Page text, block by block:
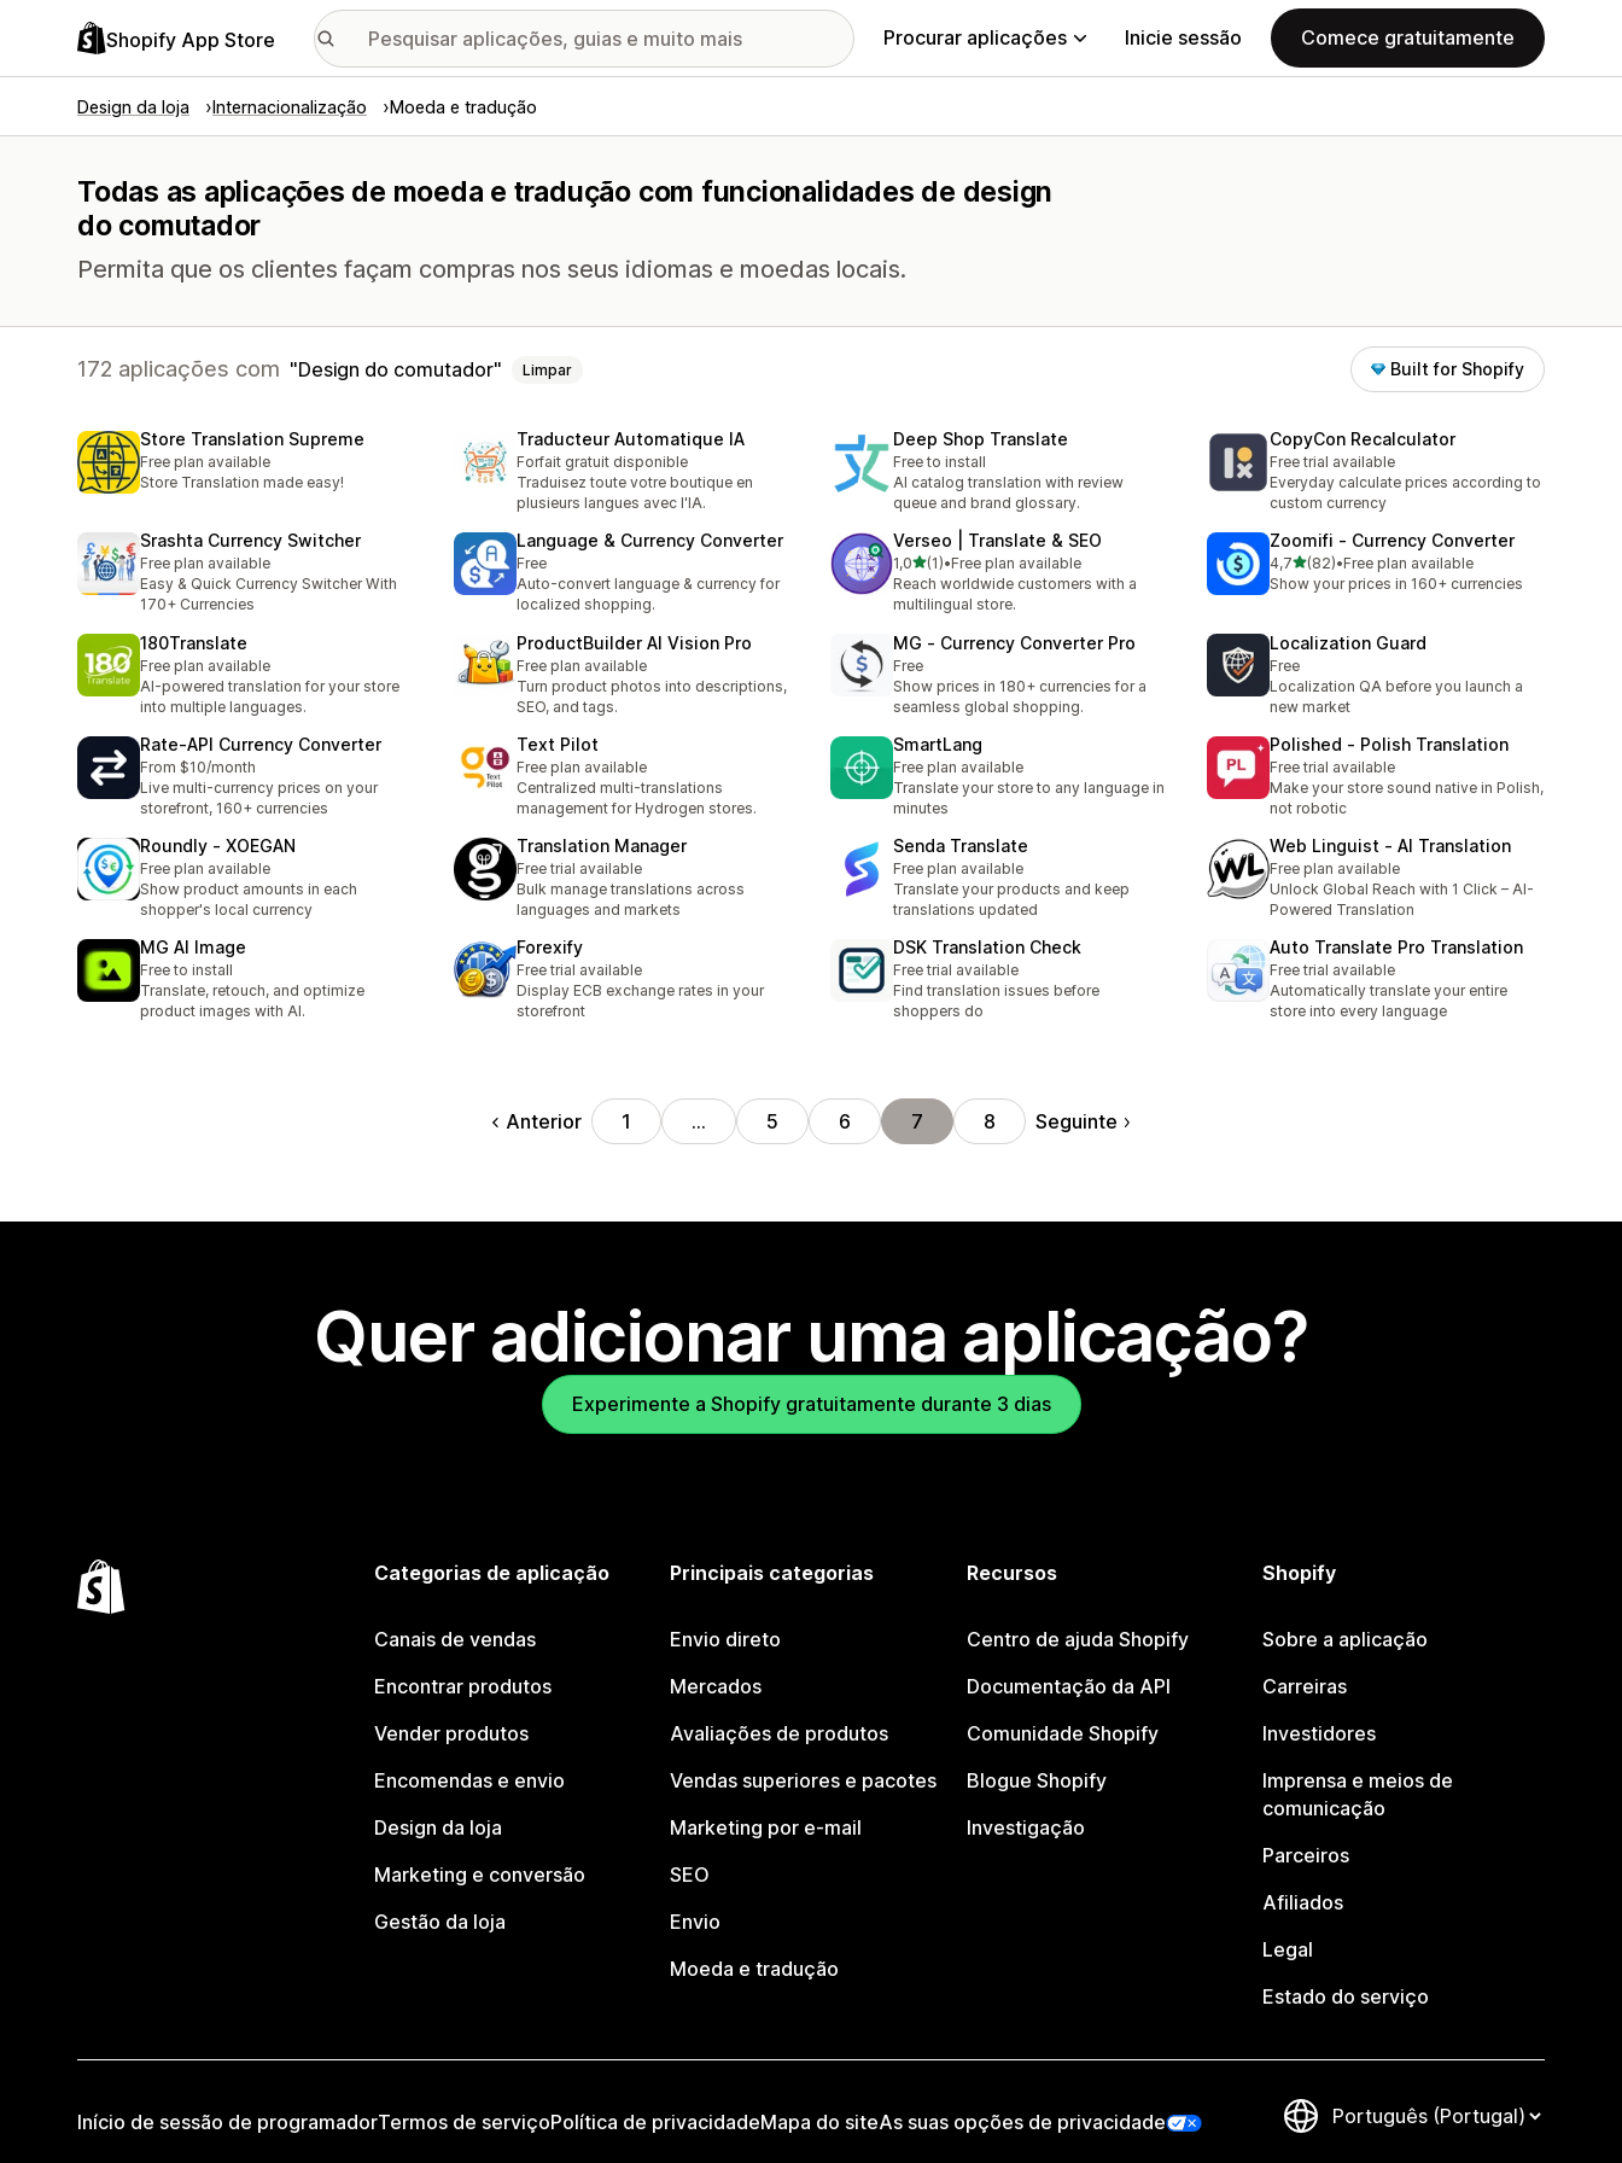
Shopify App Store Procurar aplicações Inicie sessão Comece gratuitamente
Design da loja Internacionalização Moeda e tradução
Todas as aplicações de moeda e tradução com funcionalidades de design
do comutador
Permita que os clientes façam compras nos seus idiomas e moedas locais.
172 aplicações com Design do comutador Limpar Built for Shopify
Store Translation Supreme
Free plan available
Store Translation made easy!
Traducteur Automatique IA
Forfait gratuit disponible
Traduisez toute votre boutique en
plusieurs langues avec l'IA.
Deep Shop Translate
Free to install
AI catalog translation with review
queue and brand glossary.
CopyCon Recalculator
Free trial available
Everyday calculate prices according to
custom currency
Srashta Currency Switcher
Free plan available
Easy & Quick Currency Switcher With
170+ Currencies
Language & Currency Converter
Free
Auto-convert language & currency for
localized shopping.
Verseo | Translate & SEO
1,0de 5 estrelas
(1)
1 total de avaliações
•Free plan available
Reach worldwide customers with a
multilingual store.
Zoomifi ‑ Currency Converter
4,7de 5 estrelas
(82)
82 total de avaliações
•Free plan available
Show your prices in 160+ currencies
180Translate
Free plan available
AI-powered translation for your store
into multiple languages.
ProductBuilder AI Vision Pro
Free plan available
Turn product photos into descriptions,
SEO, and tags.
MG ‑ Currency Converter Pro
Free
Show prices in 180+ currencies for a
seamless global shopping.
Localization Guard
Free
Localization QA before you launch a
new market
Rate‑API Currency Converter
From $10/month
Live multi-currency prices on your
storefront, 160+ currencies
Text Pilot
Free plan available
Centralized multi-translations
management for Hydrogen stores.
SmartLang
Free plan available
Translate your store to any language in
minutes
Polished ‑ Polish Translation
Free trial available
Make your store sound native in Polish,
not robotic
Roundly ‑ XOEGAN
Free plan available
Show product amounts in each
shopper's local currency
Translation Manager
Free trial available
Bulk manage translations across
languages and markets
Senda Translate
Free plan available
Translate your products and keep
translations updated
Web Linguist ‑ AI Translation
Free plan available
Unlock Global Reach with 1 Click – AI-
Powered Translation
MG AI Image
Free to install
Translate, retouch, and optimize
product images with AI.
Forexify
Free trial available
Display ECB exchange rates in your
storefront
DSK Translation Check
Free trial available
Find translation issues before
shoppers do
Auto Translate Pro Translation
Free trial available
Automatically translate your entire
store into every language
Anterior 1 … 5 6 7 8 Seguinte
Quer adicionar uma aplicação?
Experimente a Shopify gratuitamente durante 3 dias
Categorias de aplicação
Canais de vendas
Encontrar produtos
Vender produtos
Encomendas e envio
Design da loja
Marketing e conversão
Gestão da loja
Principais categorias
Envio direto
Mercados
Avaliações de produtos
Vendas superiores e pacotes
Marketing por e-mail
SEO
Envio
Moeda e tradução
Recursos
Centro de ajuda Shopify
Documentação da API
Comunidade Shopify
Blogue Shopify
Investigação
Shopify
Sobre a aplicação
Carreiras
Investidores
Imprensa e meios de
comunicação
Parceiros
Afiliados
Legal
Estado do serviço
Início de sessão de programadorTermos de serviçoPolítica de privacidadeMapa do siteAs suas opções de privacidade